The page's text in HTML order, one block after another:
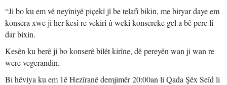
“Ji bo ku em vê neyîniyê piçekî jî be telafî bikin, me biryar daye em
konsera xwe ji her kesî re vekirî û wekî konsereke gel a bê pere li
dar bixin.
Kesên ku berê ji bo konserê bilêt kirîne, dê pereyên wan ji wan re
were vegerandin.
Bi hêviya ku em 1ê Hezîranê demjimêr 20:00an li Qada Şêx Seîd li